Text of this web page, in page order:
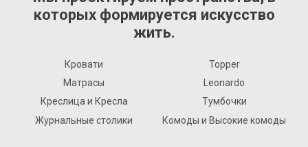
которых формируется искусство
жить.
Кровати
Матрасы
Креслица и Кресла
Журнальные столики
Topper
Leonardo
Тумбочки
Комоды и Высокие комоды